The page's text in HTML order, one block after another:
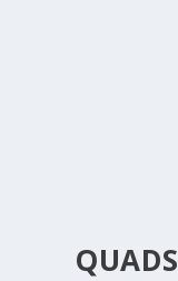
QUADS